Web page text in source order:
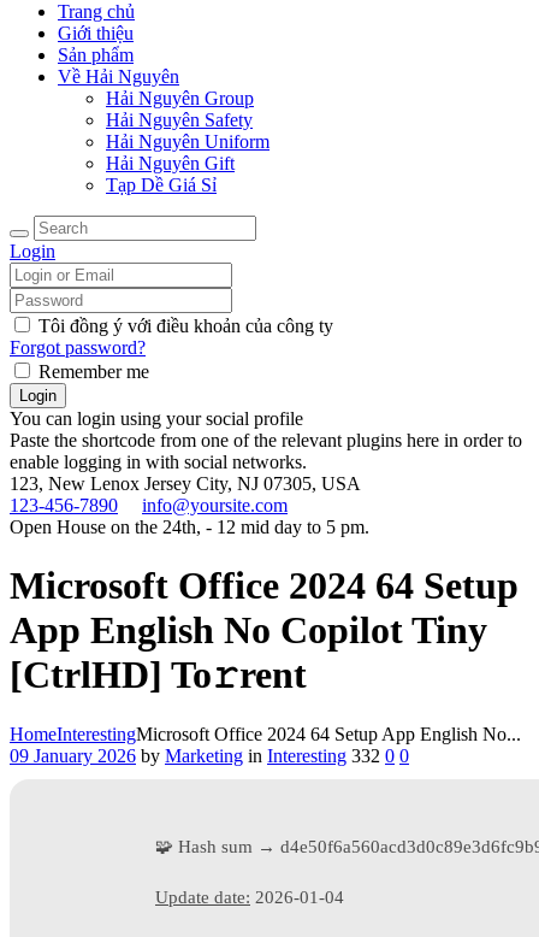
Trang chủ
Giới thiệu
Sản phẩm
Về Hải Nguyên
Hải Nguyên Group
Hải Nguyên Safety
Hải Nguyên Uniform
Hải Nguyên Gift
Tạp Dề Giá Sỉ
Login
Tôi đồng ý với điều khoản của công ty
Forgot password?
Remember me
You can login using your social profile
Paste the shortcode from one of the relevant plugins here in order to
enable logging in with social networks.
123, New Lenox Jersey City, NJ 07305, USA
123-456-7890
info@yoursite.com
Open House on the 24th, - 12 mid day to 5 pm.
Microsoft Office 2024 64 Setup
App English No Copilot Tiny
[CtrlHD] To𝚛rent
HomeInterestingMicrosoft Office 2024 64 Setup App English No...
09 January 2026 by Marketing in Interesting 332 0 0
🧩 Hash sum →
Update date: 2026-01-04